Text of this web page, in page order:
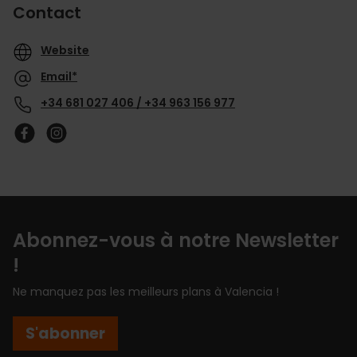
Contact
Website
Email*
+34 681 027 406 / +34 963 156 977
Abonnez-vous à notre Newsletter
!
Ne manquez pas les meilleurs plans à Valencia !
S'abonner